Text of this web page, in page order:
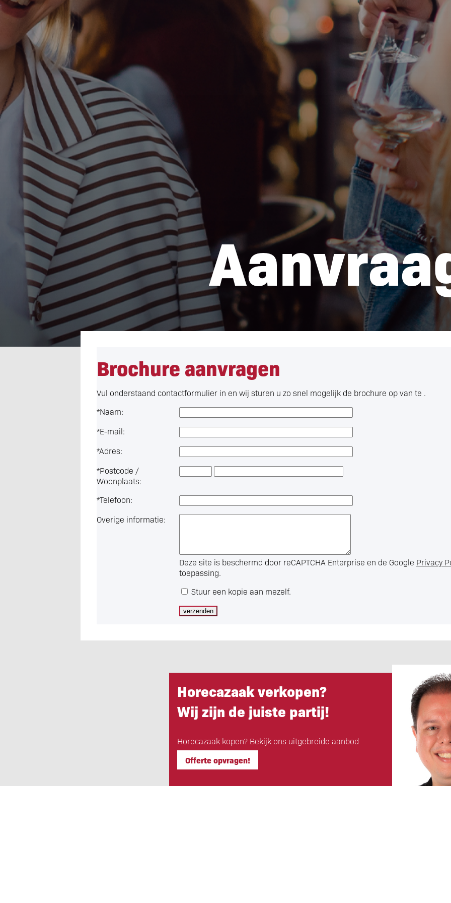
Brochure aanvragen
Vul onderstaand contactformulier in en wij sturen u zo snel mogelijk de brochure op van te .
*Naam:
*E-mail:
*Adres:
*Postcode /
Woonplaats:
*Telefoon:
Overige informatie:
Deze site is beschermd door reCAPTCHA Enterprise en de Google Privacy
toepassing.
Stuur een kopie aan mezelf.
Horecazaak verkopen?
Wij zijn de juiste partij!
Horecazaak kopen? Bekijk ons uitgebreide aanbod
Offerte opvragen!